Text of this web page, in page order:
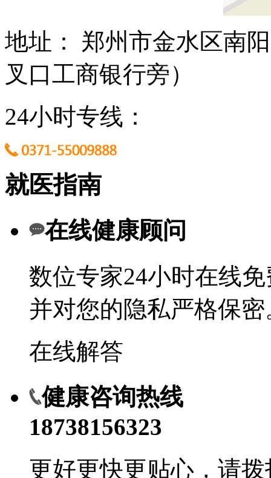
地址： 郑州市金水区南
叉口工商银行旁）
24小时专线：
就医指南
在线健康顾问
数位专家24小时在线
并对您的隐私严格保密
在线解答
健康咨询热线
18738156323
更好更快更贴心，请